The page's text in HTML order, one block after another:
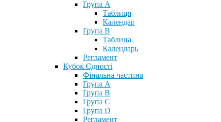
Група А
Таблиця
Календар
Група В
Таблица
Календарь
Регламент
Кубок Єдності
Фінальна частина
Група А
Група В
Група С
Група D
Регламент